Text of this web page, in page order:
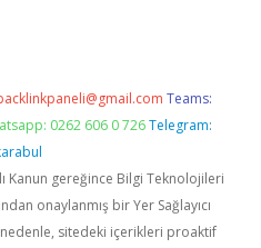
Teams:
0262 606 0 726 Telegram:
Kanun gereğince Bilgi Teknolojileri
onaylanmış bir Yer Sağlayıcı
sitedeki içerikleri proaktif